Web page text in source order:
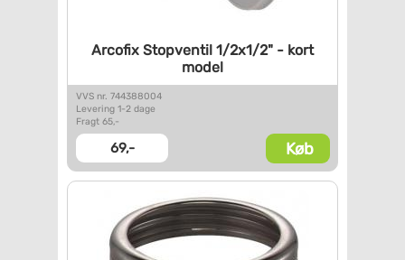
Arcofix Stopventil 1/2x1/2" - kort
model
VVS nr. 744388004
Levering 1-2 dage
Fragt 65,-
69,- Køb